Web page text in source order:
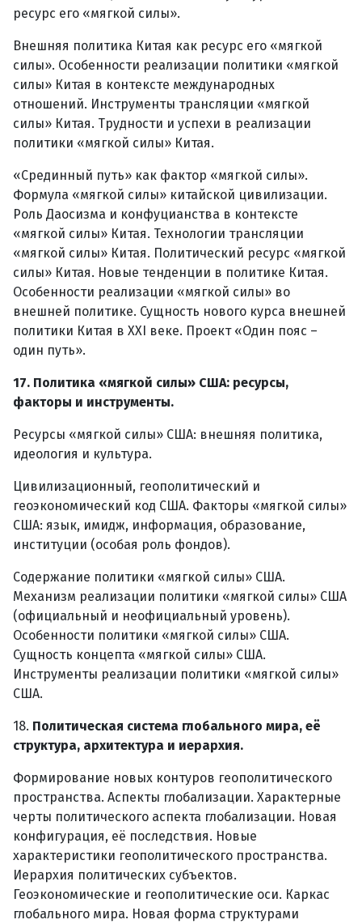
ресурс его «мягкой силы».
Внешняя политика Китая как ресурс его «мягкой
силы». Особенности реализации политики «мягкой
силы» Китая в контексте международных
отношений. Инструменты трансляции «мягкой
силы» Китая. Трудности и успехи в реализации
политики «мягкой силы» Китая.
«Срединный путь» как фактор «мягкой силы».
Формула «мягкой силы» китайской цивилизации.
Роль Даосизма и конфуцианства в контексте
«мягкой силы» Китая. Технологии трансляции
«мягкой силы» Китая. Политический ресурс «мягкой
силы» Китая. Новые тенденции в политике Китая.
Особенности реализации «мягкой силы» во
внешней политике. Сущность нового курса внешней
политики Китая в XXI веке. Проект «Один пояс –
один путь».
17. Политика «мягкой силы» США: ресурсы,
факторы и инструменты.
Ресурсы «мягкой силы» США: внешняя политика,
идеология и культура.
Цивилизационный, геополитический и
геоэкономический код США. Факторы «мягкой силы»
США: язык, имидж, информация, образование,
институции (особая роль фондов).
Содержание политики «мягкой силы» США.
Механизм реализации политики «мягкой силы» США
(официальный и неофициальный уровень).
Особенности политики «мягкой силы» США.
Сущность концепта «мягкой силы» США.
Инструменты реализации политики «мягкой силы»
США.
18. Политическая система глобального мира, её
структура, архитектура и иерархия.
Формирование новых контуров геополитического
пространства. Аспекты глобализации. Характерные
черты политического аспекта глобализации. Новая
конфигурация, её последствия. Новые
характеристики геополитического пространства.
Иерархия политических субъектов.
Геоэкономические и геополитические оси. Каркас
глобального мира. Новая форма структурами